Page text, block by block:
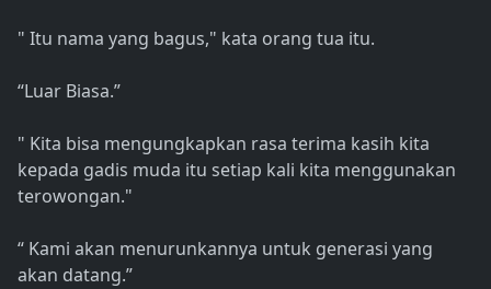
" Itu nama yang bagus," kata orang tua itu.
“Luar Biasa.”
" Kita bisa mengungkapkan rasa terima kasih kita
kepada gadis muda itu setiap kali kita menggunakan
terowongan."
“ Kami akan menurunkannya untuk generasi yang
akan datang.”